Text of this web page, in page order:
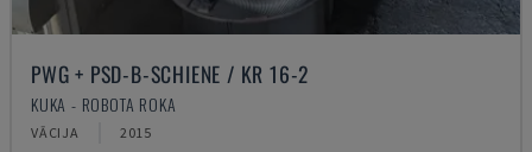
PWG + PSD-B-SCHIENE / KR 16-2
KUKA - ROBOTA ROKA
VĀCIJA 2015